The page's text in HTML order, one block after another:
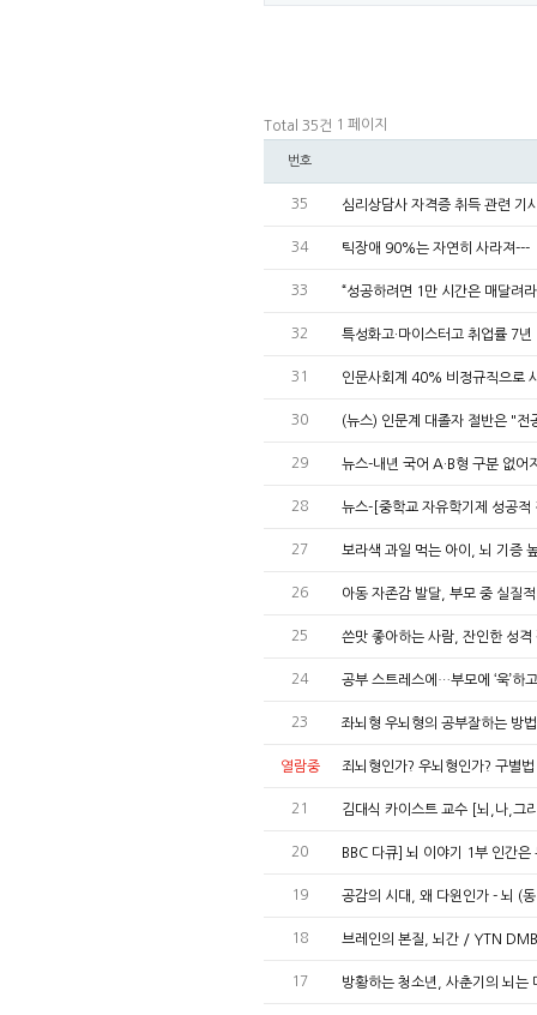
Total 35건 1 페이지
번호
35 심리상담사 자격증 취득 관련 기
34 틱장애 90%는 자연히 사라져---
33 “성공하려면 1만 시간은 매달려
32 특성화고·마이스터고 취업률 7
31 인문사회계 40% 비정규직으로
30 (뉴스) 인문계 대졸자 절반은 "전
29 뉴스-내년 국어 A·B형 구분 없
28 뉴스-[중학교 자유학기제 성공
27 보라색 과일 먹는 아이, 뇌 기증
26 아동 자존감 발달, 부모 중 실질
25 쓴맛 좋아하는 사람, 잔인한 성
24 공부 스트레스에…부모에 ‘욱’하
23 좌뇌형 우뇌형의 공부잘하는 방
열람중 죄뇌형인가? 우뇌형인가? 구별
21 김대식 카이스트 교수 [뇌,나,그
20 BBC 다큐] 뇌 이야기 1부 인간
19 공감의 시대, 왜 다윈인가 - 뇌 (
18 브레인의 본질, 뇌간 / YTN
17 방황하는 청소년, 사춘기의 뇌